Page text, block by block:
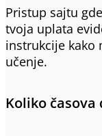
Pristup sajtu
tvoja uplata
instrukcije kako
učenje.
Koliko